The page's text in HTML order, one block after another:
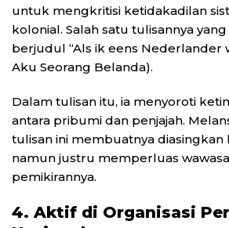
untuk mengkritisi ketidakadilan
kolonial. Salah satu tulisannya
berjudul “Als ik eens Nederlander
Aku Seorang Belanda).
Dalam tulisan itu, ia menyoroti
antara pribumi dan penjajah.
tulisan ini membuatnya diasingkan
namun justru memperluas
pemikirannya.
4. Aktif di Organisasi